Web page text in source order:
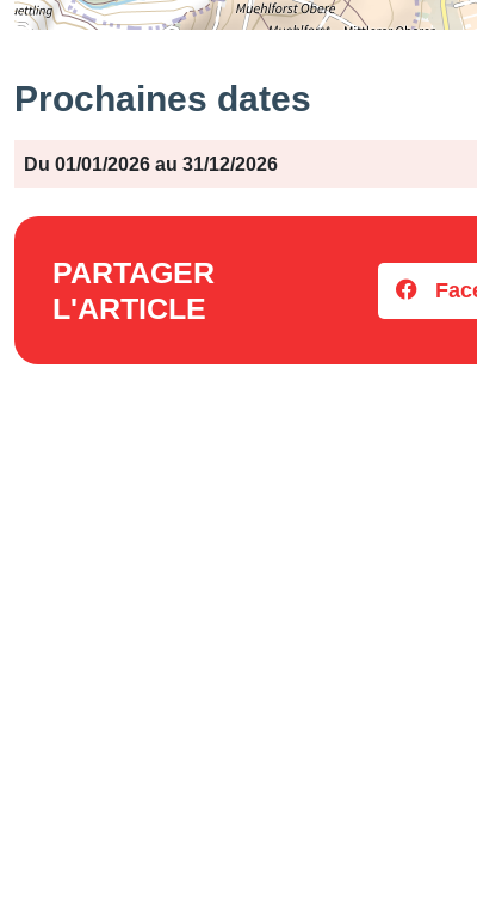
Prochaines dates
Période Jours Horaires
Du 01/01/2026 au 31/12/2026
PARTAGER
L'ARTICLE